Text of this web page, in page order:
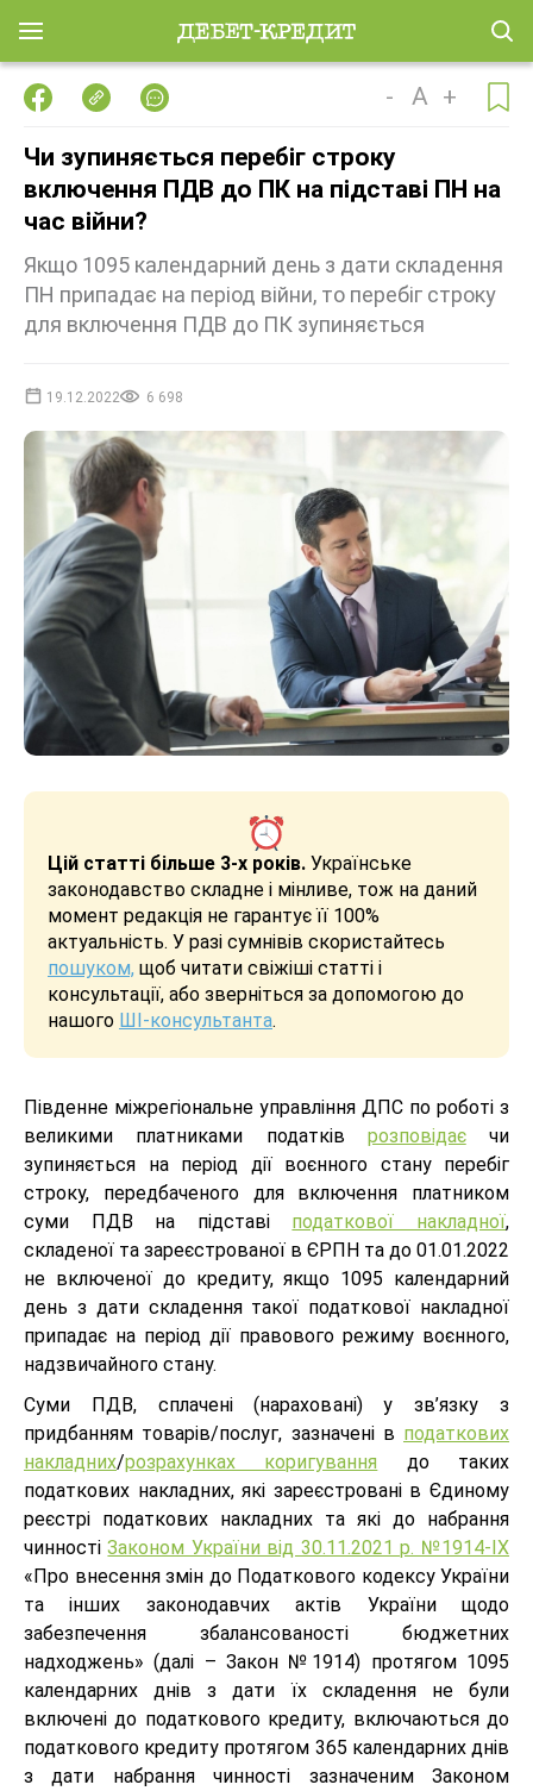
- A +
Чи зупиняється перебіг строку
включення ПДВ до ПК на підставі ПН на
час війни?
Якщо 1095 календарний день з дати складення
ПН припадає на період війни, то перебіг строку
для включення ПДВ до ПК зупиняється
19.12.2022 6 698
Цій статті більше 3-х років. Українське
законодавство складне і мінливе, тож на даний
момент редакція не гарантує її 100%
актуальність. У разі сумнівів скористайтесь
пошуком, щоб читати свіжіші статті і
консультації, або зверніться за допомогою до
нашого ШІ-консультанта.
Південне міжрегіональне управління ДПС по роботі з
великими платниками податків розповідаєчи
зупиняється на період дії воєнного стану перебіг
строку, передбаченого для включення платником
суми ПДВ на підставі податкової накладної,
складеної та зареєстрованої в ЄРПН та до 01.01.2022
не включеної до кредиту, якщо 1095 календарний
день з дати складення такої податкової накладної
припадає на період дії правового режиму воєнного,
надзвичайного стану.
Суми ПДВ, сплачені (нараховані) у зв’язку з
придбанням товарів/послуг, зазначені в податкових
накладних/розрахунках коригування до таких
податкових накладних, які зареєстровані в Єдиному
реєстрі податкових накладних та які до набрання
чинностіЗаконом України від 30.11.2021 р. №1914-IX
«Про внесення змін до Податкового кодексу України
та інших законодавчих актів України щодо
забезпечення збалансованості бюджетних
надходжень» (далі – Закон №1914) протягом 1095
календарних днів з дати їх складення не були
включені до податкового кредиту, включаються до
податкового кредиту протягом 365 календарних днів
з дати набрання чинності зазначеним Законом